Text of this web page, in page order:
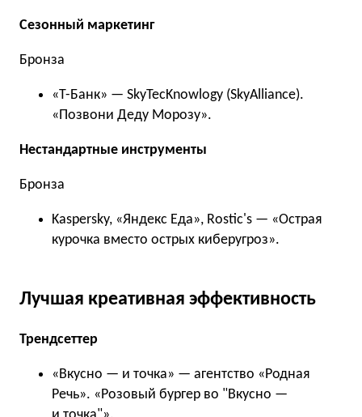
Сезонный маркетинг
Бронза
«Т-Банк» — SkyTecKnowlogy (SkyAlliance).
«Позвони Деду Морозу».
Нестандартные инструменты
Бронза
Kaspersky, «Яндекс Еда», Rostic's — «Острая
курочка вместо острых киберугроз».
Лучшая креативная эффективность
Трендсеттер
«Вкусно — и точка» — агентство «Родная
Речь». «Розовый бургер во "Вкусно —